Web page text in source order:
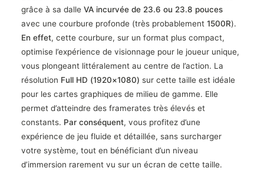
grâce à sa dalle VA incurvée de 23.6 ou 23.8 pouces
avec une courbure profonde (très probablement 1500R).
En effet, cette courbure, sur un format plus compact,
optimise l’expérience de visionnage pour le joueur unique,
vous plongeant littéralement au centre de l’action. La
résolution Full HD (1920×1080) sur cette taille est idéale
pour les cartes graphiques de milieu de gamme. Elle
permet d’atteindre des framerates très élevés et
constants. Par conséquent, vous profitez d’une
expérience de jeu fluide et détaillée, sans surcharger
votre système, tout en bénéficiant d’un niveau
d’immersion rarement vu sur un écran de cette taille.